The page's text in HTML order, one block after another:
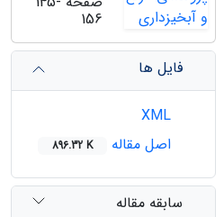
156
فایل ها
اصل مقاله
896.32 K
سابقه مقاله